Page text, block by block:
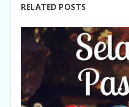
RELATED POSTS